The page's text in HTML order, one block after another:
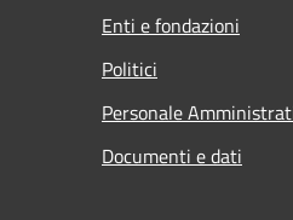
Enti e fondazioni
Politici
Personale
Documenti e dati